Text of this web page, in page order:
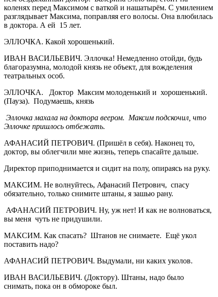
коленях перед Максимом с ваткой и нашатырём. С умилением
разглядывает Максима, поправляя его волосы. Она влюбилась
в доктора. А ей 15 лет.
ЭЛЛОЧКА. Какой хорошенький.
ИВАН ВАСИЛЬЕВИЧ. Эллочка! Немедленно отойди, будь
благоразумна, молодой князь не объект, для вожделения
театральных особ.
ЭЛЛОЧКА. Доктор Максим молоденький и хорошенький.
(Пауза). Подумаешь, князь
Эллочка махала на доктора веером. Максим подскочил, что
Эллочке пришлось отбежать.
АФАНАСИЙ ПЕТРОВИЧ. (Пришёл в себя). Наконец то,
доктор, вы облегчили мне жизнь, теперь спасайте дальше.
Директор приподнимается и сидит на полу, опираясь на руку.
МАКСИМ. Не волнуйтесь, Афанасий Петрович, спасу
обязательно, только снимите штаны, я зашью рану.
АФАНАСИЙ ПЕТРОВИЧ. Ну, уж нет! И как не волноваться,
вы меня чуть не придушили.
МАКСИМ. Как спасать? Штанов не снимаете. Ещё укол
поставить надо?
АФАНАСИЙ ПЕТРОВИЧ. Выдумали, ни каких уколов.
ИВАН ВАСИЛЬЕВИЧ. (Доктору). Штаны, надо было
снимать, пока он в обмороке был.